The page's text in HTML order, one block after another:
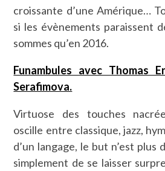
croissante d’une Amérique…
si les évènements paraissent
sommes qu’en 2016.
Funambules avec Thomas
Serafimova.
Virtuose des touches
oscille entre classique, jazz,
d’un langage, le but n’est plus
simplement de se laisser